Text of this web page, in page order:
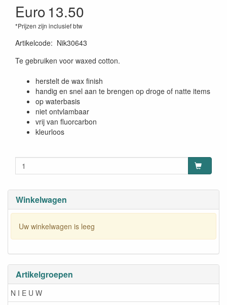
Winkelwagen
Uw winkelwagen is leeg
Artikelgroepen
N I E U W
Euro13.50
*Prijzen zijn inclusief btw
Artikelcode: Nik30643
Te gebruiken voor waxed cotton.
herstelt de wax finish
handig en snel aan te brengen op droge of natte items
op waterbasis
niet ontvlambaar
vrij van fluorcarbon
kleurloos